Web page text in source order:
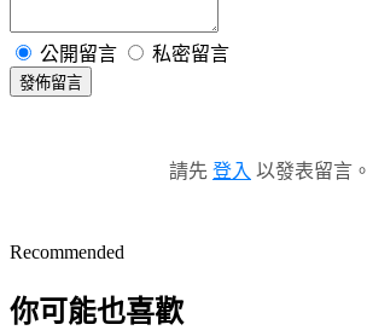
公開留言 私密留言
發佈留言
請先 登入 以發表留言。
Recommended
你可能也喜歡